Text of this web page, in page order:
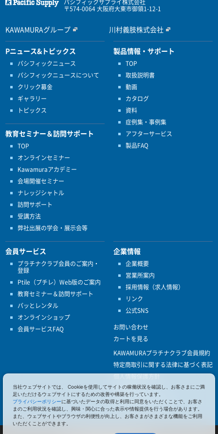
パシフィックサプライ株式会社
〒574-0064 大阪府大東市御領1-12-1
KAWAMURAグループ 川村義肢株式会社
Pニュース&トピックス
パシフィックニュース
パシフィックニュースについて
クリック募金
ギャラリー
トピックス
教育セミナー＆訪問サポート
TOP
オンラインセミナー
Kawamuraアカデミー
会場開催セミナー
ナレッジシャトル
訪問サポート
受講方法
弊社出展の学会・展示会等
製品情報・サポート
TOP
取扱説明書
動画
カタログ
資料
症例集・事例集
アフターサービス
製品FAQ
会員サービス
プラチナクラブ会員のご案内・
登録
Ptile（プチレ）Web版のご案内
教育セミナー＆訪問サポート
パッとレンタル
オンラインショップ
会員サービスFAQ
企業情報
企業概要
営業所案内
採用情報（求人情報）
リンク
公式SNS
お問い合わせ
カートを見る
KAWAMURAプラチナクラブ会員規約
特定商取引に関する法律に基づく表記
個人情報保護方針
ISO9001
健康経営優良法人認定
当社ウェブサイトでは、 Cookieを使用してサイトの稼働状況を確認し、お客さまにご満
足いただけるウェブサイトにするための改善や構築を行っています。
プライバシーポリシーに基づいたデータの取得と利用に同意をいただくことで、お客さ
まのご利用状況を確認し、興味・関心に合った表示や情報提供を行う場合があります。
また、ウェブサイトやブラウザの利便性が向上し、お客さまがさまざまな機能をご利用
いただくことができます。